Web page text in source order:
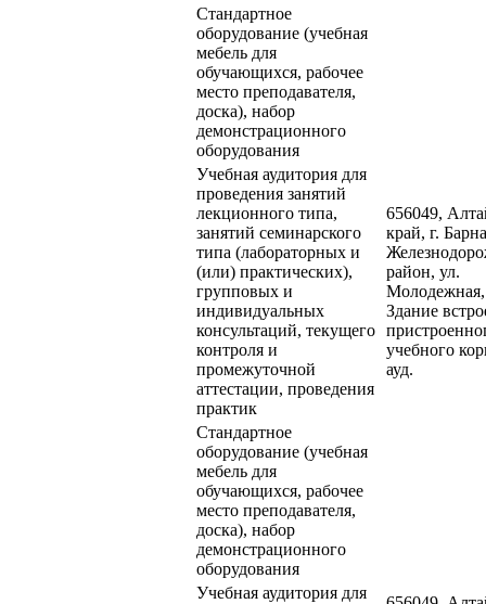
Стандартное
оборудование (учебная
мебель для
обучающихся, рабочее
место преподавателя,
доска), набор
демонстрационного
оборудования
Учебная аудитория для
проведения занятий
лекционного типа,
занятий семинарского
типа (лабораторных и
(или) практических),
групповых и
индивидуальных
консультаций, текущего
контроля и
промежуточной
аттестации, проведения
практик
656049,
край, г.
район, ул.
Здание
учебного
ауд.
Стандартное
оборудование (учебная
мебель для
обучающихся, рабочее
место преподавателя,
доска), набор
демонстрационного
оборудования
Учебная аудитория для